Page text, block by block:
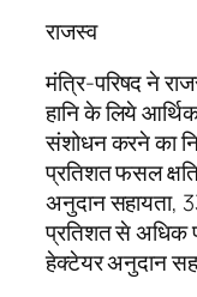
राजस्व
मंत्रि-परिषद ने
हानि के लिये
संशोधन करने का
प्रतिशत फसल
अनुदान सहायता,
प्रतिशत से अधिक
हेक्टेयर अनुदान